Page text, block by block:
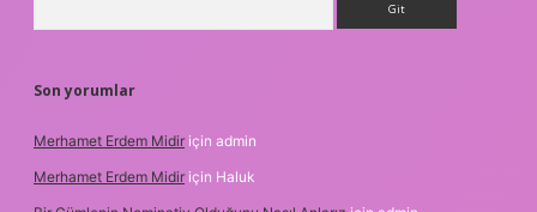
Son yorumlar
Merhamet Erdem Midir için admin
Merhamet Erdem Midir için Haluk